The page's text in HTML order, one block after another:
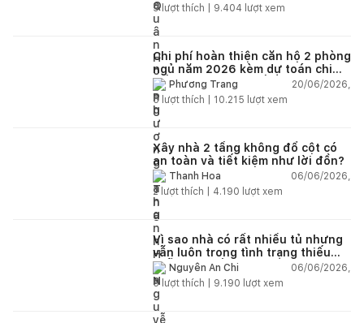
9lượt thích | 9.404 lượt xem
Chi phí hoàn thiện căn hộ 2 phòng
ngủ năm 2026 kèm dự toán chi
tiết và ví dụ thực tế
Phương Trang
20/06/2026,
5 lượt thích | 10.215 lượt xem
Xây nhà 2 tầng không đổ cột có
an toàn và tiết kiệm như lời đồn?
Thanh Hoa
06/06/2026,
2lượt thích | 4.190 lượt xem
Vì sao nhà có rất nhiều tủ nhưng
vẫn luôn trong tình trạng thiếu
chỗ chứa đồ?
Nguyễn An Chi
06/06/2026,
5lượt thích | 9.190 lượt xem